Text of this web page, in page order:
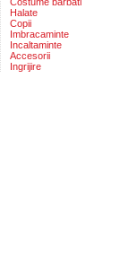
Halate
Copii
Imbracaminte
Incaltaminte
Accesorii
Ingrijire